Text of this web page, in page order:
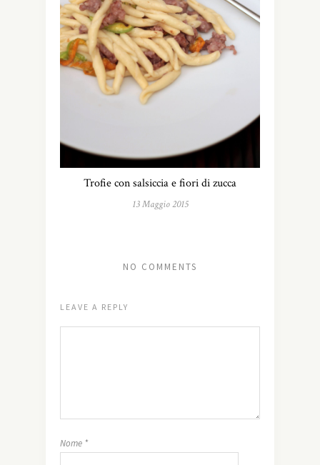
Trofie con salsiccia e fiori di zucca
13 Maggio 2015
NO COMMENTS
LEAVE A REPLY
Nome *